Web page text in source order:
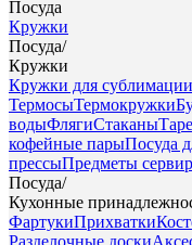
Посуда
Кружки
Посуда/
Кружки
Кружки для сублимации
ТермосыТермокружки
водыФлягиСтаканы
кофейные парыПосуда
прессыПредметы
Посуда/
Кухонные
ФартукиПрихватки
Разделочные доски